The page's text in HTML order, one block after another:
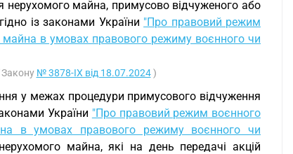
майна, примусово відчуженого або
із законами України "Про правовий режим
в умовах правового режиму воєнного чи
Закону № 3878-IX від 18.07.2024)
у межах процедури примусового відчуження
України "Про правовий режим воєнного
в умовах правового режиму воєнного чи
майна, які на день передачі акцій